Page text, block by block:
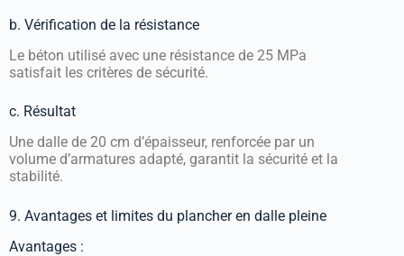
b. Vérification de la résistance
Le béton utilisé avec une résistance de 25 MPa
satisfait les critères de sécurité.
c. Résultat
Une dalle de 20 cm d’épaisseur, renforcée par un
volume d’armatures adapté, garantit la sécurité et la
stabilité.
9. Avantages et limites du plancher en dalle pleine
Avantages :